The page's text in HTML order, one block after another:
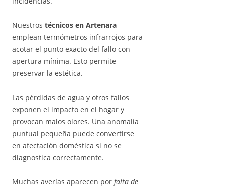
Nuestros técnicos en Artenara
emplean termómetros infrarrojos para
acotar el punto exacto del fallo con
apertura mínima. Esto permite
preservar la estética.
Las pérdidas de agua y otros fallos
exponen el impacto en el hogar y
provocan malos olores. Una anomalía
puntual pequeña puede convertirse
en afectación doméstica si no se
diagnostica correctamente.
Muchas averías aparecen por falta de